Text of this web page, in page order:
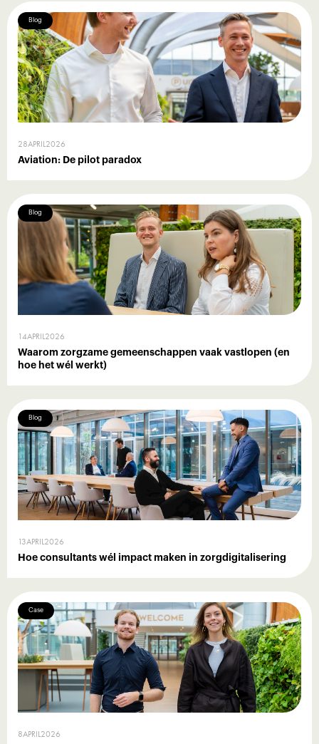
Blog
28APRIL2026
Aviation: De pilot paradox
Blog
14APRIL2026
Waarom zorgzame gemeenschappen vaak vastlopen (en
hoe het wél werkt)
Blog
13APRIL2026
Hoe consultants wél impact maken in zorgdigitalisering
Case
8APRIL2026